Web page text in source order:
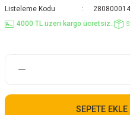
Listeleme Kodu
280800014
4000 TL üzeri kargo ücretsiz..
SEPETE EKLE